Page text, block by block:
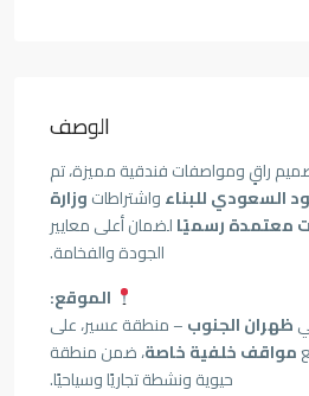
الوصف
راقٍ ومواصفات فندقية مميزة، تم
السعودي للبناءواشتراطاتوزارة
معتمدة رسميًالضمان أعلى معايير
الجودة والفخامة.
الموقع:
ظهران الجنوب– منطقة عسير، على
مواقف خلفية خاصة، ضمن منطقة
حيوية ونشطة تجاريًا وسياحيًا.